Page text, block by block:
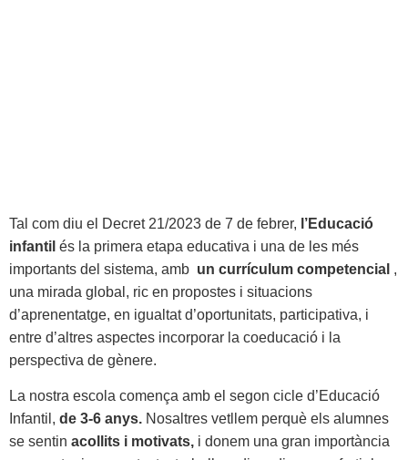
Tal com diu el Decret 21/2023 de 7 de febrer, l’Educació
infantil és la primera etapa educativa i una de les més
importants del sistema, amb un currículum competencial ,
una mirada global, ric en propostes i situacions
d’aprenentatge, en igualtat d’oportunitats, participativa, i
entre d’altres aspectes incorporar la coeducació i la
perspectiva de gènere.
La nostra escola comença amb el segon cicle d’Educació
Infantil, de 3-6 anys. Nosaltres vetllem perquè els alumnes
se sentin acollits i motivats, i donem una gran importància